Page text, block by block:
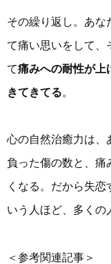
その繰り返し。あな
て痛い思いをして、
て痛みへの耐性が上
きてきてる。
心の自然治癒力は、
負った傷の数と、痛
くなる。だから失
いう人ほど、多くの
＜参考関連記事＞